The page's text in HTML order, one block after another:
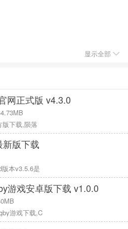
制作武器击败各种敌人和社区，挖掘
世界，你可以做很多事情，用武器
和其他有用的东西，并收集所有资
创造你自己的世界并捍卫它；
堡，在那里其他人会居住并向你出售
显示全部
网正式版 v4.3.0
版下载,陨落
版下载
本v3.5.6是
游戏安卓版下载 v1.0.0
游戏下载,C